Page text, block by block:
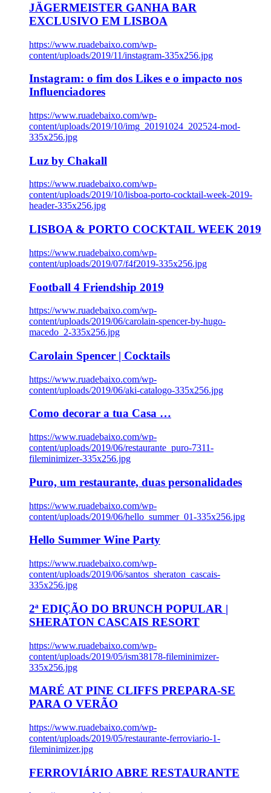
JÄGERMEISTER GANHA BAR
EXCLUSIVO EM LISBOA
https://www.ruadebaixo.com/wp-
content/uploads/2019/11/instagram-335x256.jpg
Instagram: o fim dos Likes e o impacto nos
Influenciadores
https://www.ruadebaixo.com/wp-
content/uploads/2019/10/img_20191024_202524-mod-
335x256.jpg
Luz by Chakall
https://www.ruadebaixo.com/wp-
content/uploads/2019/10/lisboa-porto-cocktail-week-2019-
header-335x256.jpg
LISBOA & PORTO COCKTAIL WEEK 2019
https://www.ruadebaixo.com/wp-
content/uploads/2019/07/f4f2019-335x256.jpg
Football 4 Friendship 2019
https://www.ruadebaixo.com/wp-
content/uploads/2019/06/carolain-spencer-by-hugo-
macedo_2-335x256.jpg
Carolain Spencer | Cocktails
https://www.ruadebaixo.com/wp-
content/uploads/2019/06/aki-catalogo-335x256.jpg
Como decorar a tua Casa …
https://www.ruadebaixo.com/wp-
content/uploads/2019/06/restaurante_puro-7311-
fileminimizer-335x256.jpg
Puro, um restaurante, duas personalidades
https://www.ruadebaixo.com/wp-
content/uploads/2019/06/hello_summer_01-335x256.jpg
Hello Summer Wine Party
https://www.ruadebaixo.com/wp-
content/uploads/2019/06/santos_sheraton_cascais-
335x256.jpg
2ª EDIÇÃO DO BRUNCH POPULAR |
SHERATON CASCAIS RESORT
https://www.ruadebaixo.com/wp-
content/uploads/2019/05/ism38178-fileminimizer-
335x256.jpg
MARÉ AT PINE CLIFFS PREPARA-SE
PARA O VERÃO
https://www.ruadebaixo.com/wp-
content/uploads/2019/05/restaurante-ferroviario-1-
fileminimizer.jpg
FERROVIÁRIO ABRE RESTAURANTE